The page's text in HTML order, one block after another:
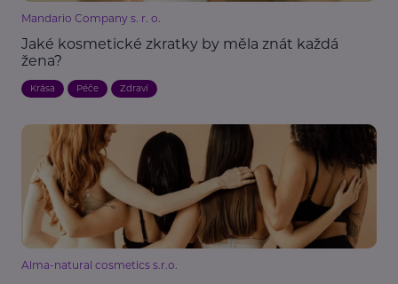
Mandario Company s. r. o.
Jaké kosmetické zkratky by měla znát každá
žena?
Krása Péče Zdraví
Alma-natural cosmetics s.r.o.